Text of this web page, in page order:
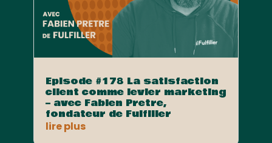
Episode #178 La satisfaction
client comme levier marketing
– avec Fabien Pretre,
fondateur de Fulfiller
lire plus